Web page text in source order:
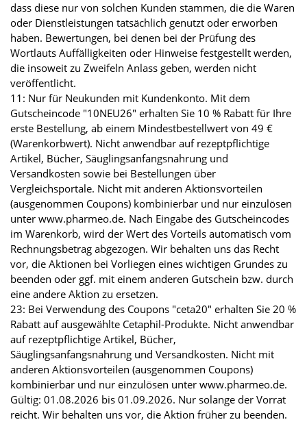
dass diese nur von solchen Kunden stammen, die die Waren
oder Dienstleistungen tatsächlich genutzt oder erworben
haben. Bewertungen, bei denen bei der Prüfung des
Wortlauts Auffälligkeiten oder Hinweise festgestellt werden,
die insoweit zu Zweifeln Anlass geben, werden nicht
veröffentlicht.
11: Nur für Neukunden mit Kundenkonto. Mit dem
Gutscheincode "10NEU26" erhalten Sie 10 % Rabatt für Ihre
erste Bestellung, ab einem Mindestbestellwert von 49 €
(Warenkorbwert). Nicht anwendbar auf rezeptpflichtige
Artikel, Bücher, Säuglingsanfangsnahrung und
Versandkosten sowie bei Bestellungen über
Vergleichsportale. Nicht mit anderen Aktionsvorteilen
(ausgenommen Coupons) kombinierbar und nur einzulösen
unter www.pharmeo.de. Nach Eingabe des Gutscheincodes
im Warenkorb, wird der Wert des Vorteils automatisch vom
Rechnungsbetrag abgezogen. Wir behalten uns das Recht
vor, die Aktionen bei Vorliegen eines wichtigen Grundes zu
beenden oder ggf. mit einem anderen Gutschein bzw. durch
eine andere Aktion zu ersetzen.
23: Bei Verwendung des Coupons "ceta20" erhalten Sie 20 %
Rabatt auf ausgewählte Cetaphil-Produkte. Nicht anwendbar
auf rezeptpflichtige Artikel, Bücher,
Säuglingsanfangsnahrung und Versandkosten. Nicht mit
anderen Aktionsvorteilen (ausgenommen Coupons)
kombinierbar und nur einzulösen unter www.pharmeo.de.
Gültig: 01.08.2026 bis 01.09.2026. Nur solange der Vorrat
reicht. Wir behalten uns vor, die Aktion früher zu beenden.